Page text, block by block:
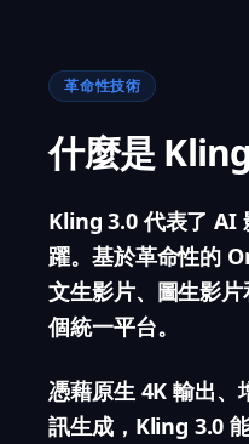
革命性技術
什麼是
Kling 3.0 代表了 AI
躍。基於革命性的
文生影片、圖生影
個統一平台。
憑藉原生 4K 輸出、
訊生成，Kling 3.0